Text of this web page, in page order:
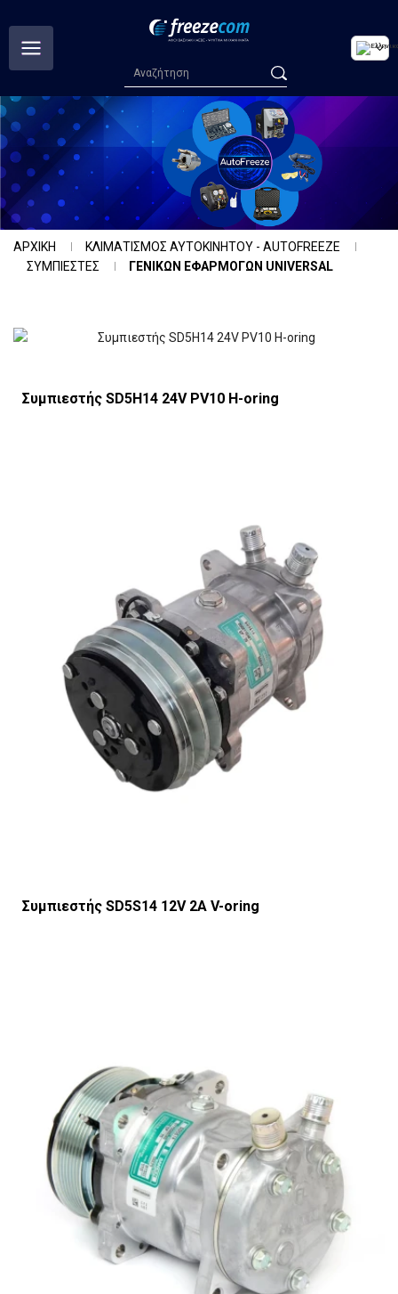
ΑΡΧΙΚΗ
ΚΛΙΜΑΤΙΣΜΟΣ ΑΥΤΟΚΙΝΗΤΟΥ - AUTOFREEZE
ΣΥΜΠΙΕΣΤΕΣ
ΓΕΝΙΚΩΝ ΕΦΑΡΜΟΓΩΝ UNIVERSAL
Συμπιεστής SD5H14 24V PV10 H-oring
Συμπιεστής SD5S14 12V 2Α V-oring